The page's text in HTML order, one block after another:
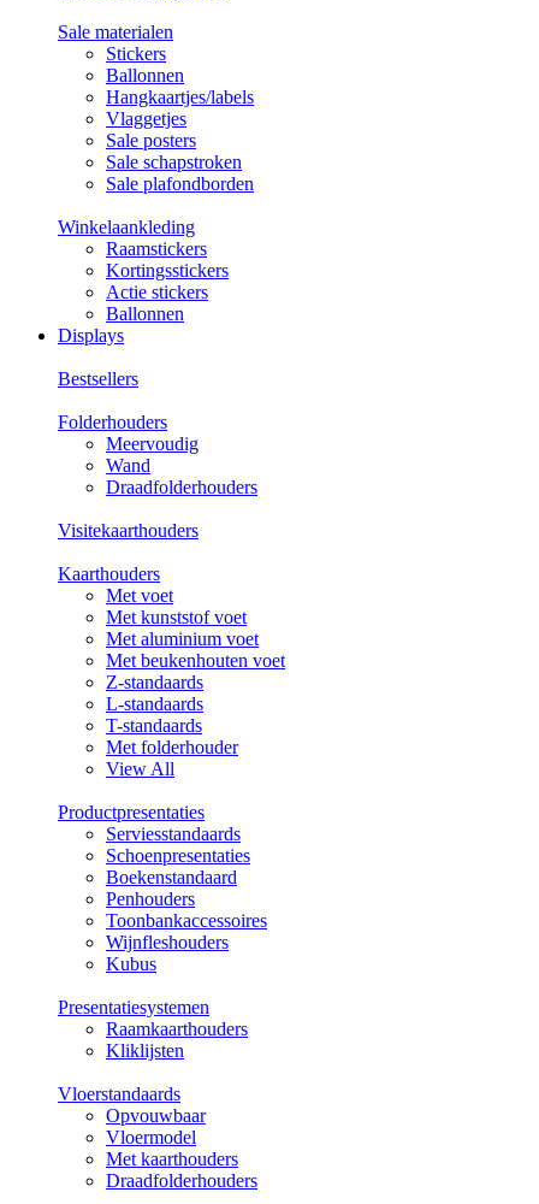
Sale materialen
Stickers
Ballonnen
Hangkaartjes/labels
Vlaggetjes
Sale posters
Sale schapstroken
Sale plafondborden
Winkelaankleding
Raamstickers
Kortingsstickers
Actie stickers
Ballonnen
Displays
Bestsellers
Folderhouders
Meervoudig
Wand
Draadfolderhouders
Visitekaarthouders
Kaarthouders
Met voet
Met kunststof voet
Met aluminium voet
Met beukenhouten voet
Z-standaards
L-standaards
T-standaards
Met folderhouder
View All
Productpresentaties
Serviesstandaards
Schoenpresentaties
Boekenstandaard
Penhouders
Toonbankaccessoires
Wijnfleshouders
Kubus
Presentatiesystemen
Raamkaarthouders
Kliklijsten
Vloerstandaards
Opvouwbaar
Vloermodel
Met kaarthouders
Draadfolderhouders